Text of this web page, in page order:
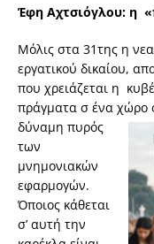
Έφη Αχτσιόγλου: η
Μόλις στα 31της η
εργατικού δικαίου,
που χρειάζεται η
πράγματα σ ένα χώρο
δύναμη πυρός
των
μνημονιακών
εφαρμογών.
Όποιος κάθεται
σ’ αυτή την